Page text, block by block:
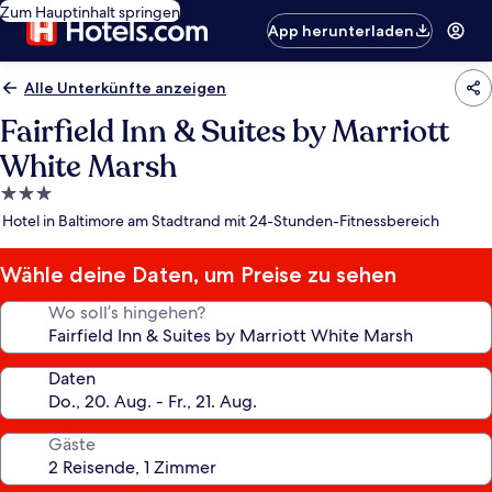
Zum Hauptinhalt springen
App herunterladen
Alle Unterkünfte anzeigen
Fairfield Inn & Suites by Marriott
White Marsh
3.0-
Sterne-
Hotel in Baltimore am Stadtrand mit 24-Stunden-Fitnessbereich
Wähle deine Daten, um Preise zu sehen
Wo soll’s hingehen?
Daten
Gäste